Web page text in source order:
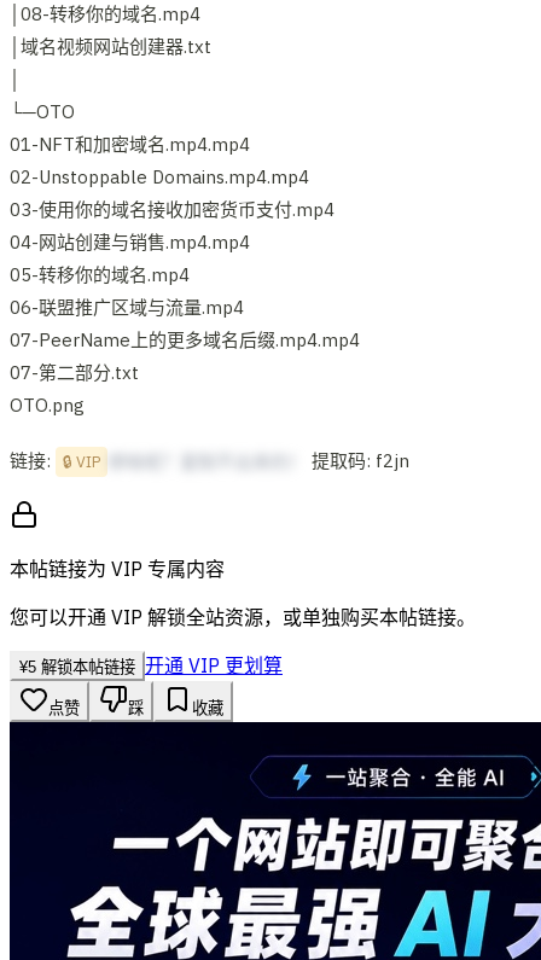
│08-转移你的域名.mp4
│域名视频网站创建器.txt
└─OTO
01-NFT和加密域名.mp4.mp4
02-Unstoppable Domains.mp4.mp4
03-使用你的域名接收加密货币支付.mp4
04-网站创建与销售.mp4.mp4
05-转移你的域名.mp4
06-联盟推广区域与流量.mp4
07-PeerName上的更多域名后缀.mp4.mp4
07-第二部分.txt
OTO.png
链接: 🔒 VIP 提取码: f2jn
本帖链接为 VIP 专属内容
您可以开通 VIP 解锁全站资源，或单独购买本帖链接。
¥5 解锁本帖链接 开通 VIP 更划算
点赞 踩 收藏